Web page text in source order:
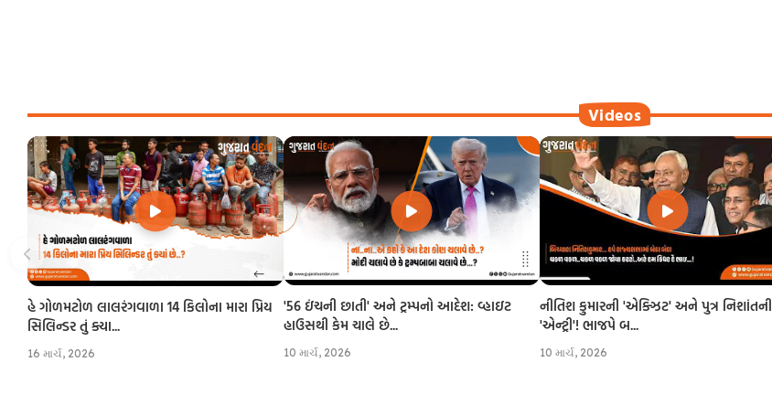
Videos
હે ગોળમટોળ લાલરંગવાળા 14 કિલોના મારા પ્રિય
સિલિન્ડર તું ક્યા...
16 માર્ચ, 2026
'56 ઇંચની છાતી' અને ટ્રમ્પનો આદેશ: વ્હાઇટ
હાઉસથી કેમ ચાલે છે...
10 માર્ચ, 2026
નીતિશ કુમારની 'એક્ઝિટ' અને પુત્ર નિશાંતની
'એન્ટ્રી'! ભાજપે બ...
10 માર્ચ, 2026